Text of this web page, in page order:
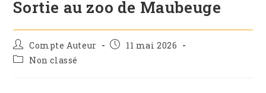
Sortie au zoo de Maubeuge
Compte Auteur
11 mai 2026
Non classé